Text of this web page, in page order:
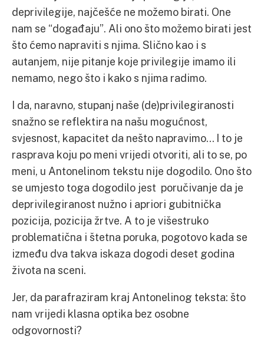
deprivilegije, najčešće ne možemo birati. One
nam se “događaju”. Ali ono što možemo birati jest
što ćemo napraviti s njima. Slično kao i s
autanjem, nije pitanje koje privilegije imamo ili
nemamo, nego što i kako s njima radimo.
I da, naravno, stupanj naše (de)privilegiranosti
snažno se reflektira na našu mogućnost,
svjesnost, kapacitet da nešto napravimo… I to je
rasprava koju po meni vrijedi otvoriti, ali to se, po
meni, u Antonelinom tekstu nije dogodilo. Ono što
se umjesto toga dogodilo jest poručivanje da je
deprivilegiranost nužno i apriori gubitnička
pozicija, pozicija žrtve. A to je višestruko
problematična i štetna poruka, pogotovo kada se
između dva takva iskaza dogodi deset godina
života na sceni.
Jer, da parafraziram kraj Antonelinog teksta: što
nam vrijedi klasna optika bez osobne
odgovornosti?